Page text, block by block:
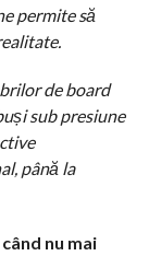
permite să
de board
sub presiune
până la
nu mai